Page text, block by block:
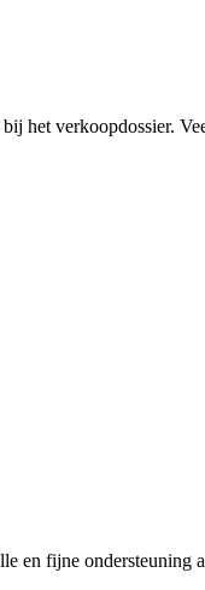
het verkoopdossier.
en fijne ondersteuning